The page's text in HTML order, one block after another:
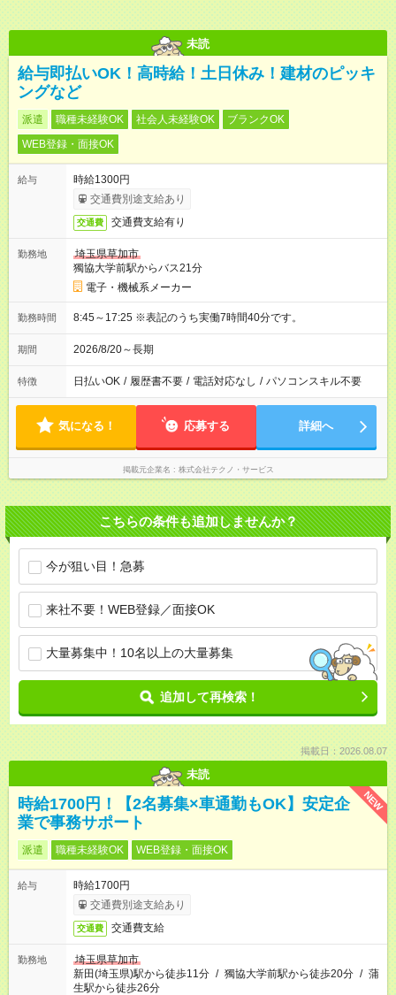
未読
給与即払いOK！高時給！土日休み！建材のピッキ
ングなど
派遣 職種未経験OK 社会人未経験OK
ブランクOK
WEB登録・面接OK
給与
時給1300円
交通費別途支給あり
交通費 交通費支給有り
勤務地
埼玉県草加市
獨協大学前駅からバス21分
電子・機械系メーカー
勤務時間 8:45～17:25 ※表記のうち実働7時間40分です。
期間 2026/8/20～長期
特徴 日払いOK / 履歴書不要 / 電話対応なし / パソコンスキル不要
気になる！ 応募する 詳細へ
掲載元企業名 株式会社テクノ・サービス
こちらの条件も追加しませんか？
今が狙い目！急募
来社不要！WEB登録／面接OK
大量募集中！10名以上の大量募集
追加して再検索！
掲載日：2026.08.07
未読
NEW
時給1700円！【2名募集×車通勤もOK】安定企
業で事務サポート
派遣 職種未経験OK WEB登録・面接OK
給与
時給1700円
交通費別途支給あり
交通費 交通費支給
勤務地
埼玉県草加市
新田(埼玉県)駅から徒歩11分 / 獨協大学前駅から徒歩20分 / 蒲
生駅から徒歩26分